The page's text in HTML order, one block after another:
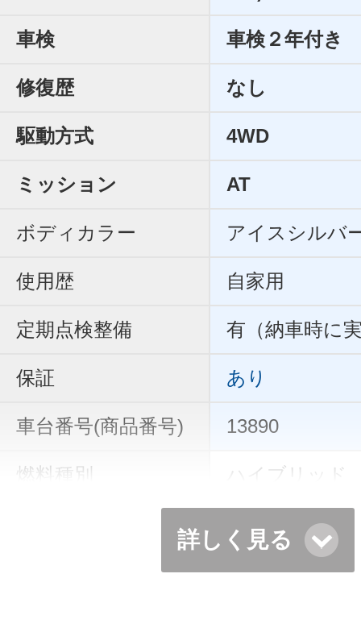
車検 車検２年付き
修復歴 なし
駆動方式 4WD
ミッション AT
ボディカラー アイスシルバ
使用歴 自家用
定期点検整備 有（納車時に
保証 あり
車台番号(商品番号) 13890
燃料種別 ハイブリッド
詳しく見る